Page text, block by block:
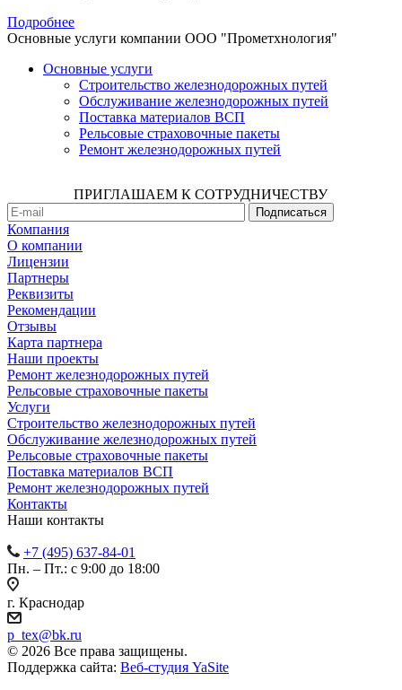
Подробнее
Основные услуги компании ООО "Прометхнология"
Основные услуги
Строительство железнодорожных путей
Обслуживание железнодорожных путей
Поставка материалов ВСП
Рельсовые страховочные пакеты
Ремонт железнодорожных путей
ПРИГЛАШАЕМ К СОТРУДНИЧЕСТВУ
Компания
О компании
Лицензии
Партнеры
Реквизиты
Рекомендации
Отзывы
Карта партнера
Наши проекты
Ремонт железнодорожных путей
Рельсовые страховочные пакеты
Услуги
Строительство железнодорожных путей
Обслуживание железнодорожных путей
Рельсовые страховочные пакеты
Поставка материалов ВСП
Ремонт железнодорожных путей
Контакты
Наши контакты
+7 (495) 637-84-01
Пн. – Пт.: с 9:00 до 18:00
г. Краснодар
p_tex@bk.ru
© 2026 Все права защищены.
Поддержка сайта: Веб-студия YaSite